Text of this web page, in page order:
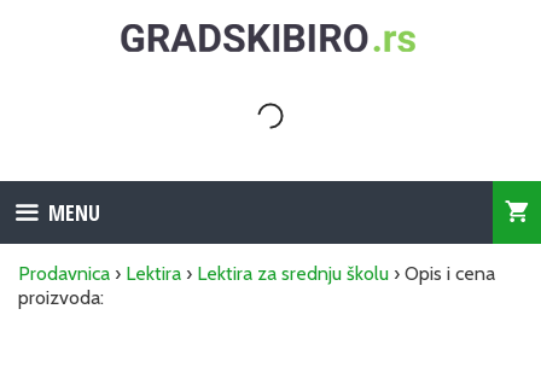
MENU
Prodavnica › Lektira › Lektira za srednju školu › Opis i cena
proizvoda: